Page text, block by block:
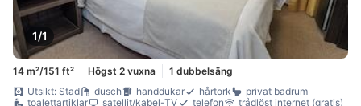
1/1
14 m²/151 ft² Högst 2 vuxna
1 dubbelsäng
Utsikt: Stad
dusch handdukar hårtork
privat badrum
toalettartiklar
satellit/kabel-TV telefon
trådlöst internet (gratis)